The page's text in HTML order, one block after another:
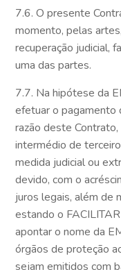
7.6. O presente
momento, pelas
recuperação judicial,
uma das partes.
7.7. Na hipótese da
efetuar o pagamento
razão deste
intermédio de
medida judicial ou
devido, com o
juros legais, além de
estando o
apontar o nome da
órgãos de proteção
sejam emitidos com